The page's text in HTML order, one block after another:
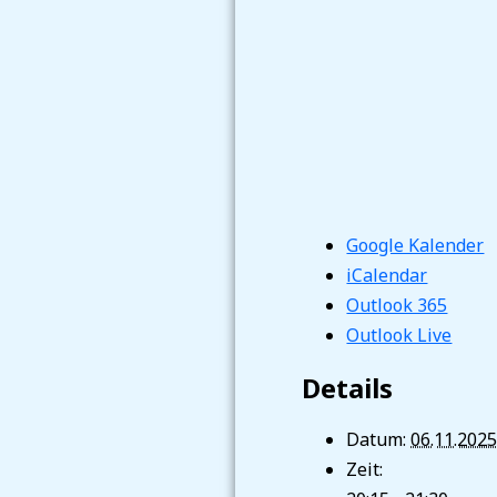
Google Kalender
iCalendar
Outlook 365
Outlook Live
Details
Datum: 06.11.2025
Zeit: